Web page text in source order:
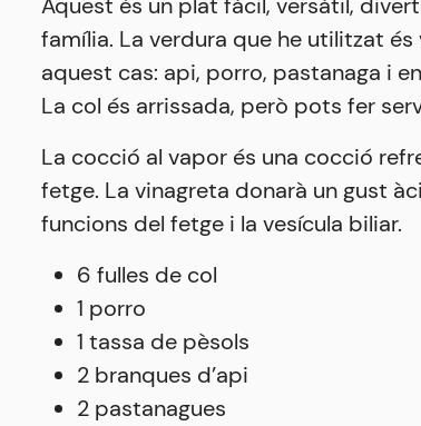
família. La verdura que he utilitzat
aquest cas: api, porro, pastanaga i
La col és arrissada, però pots fer
La cocció al vapor és una cocció
fetge. La vinagreta donarà un gust
funcions del fetge i la vesícula biliar.
6 fulles de col
1 porro
1 tassa de pèsols
2 branques d’api
2 pastanagues